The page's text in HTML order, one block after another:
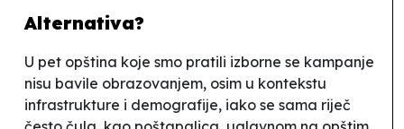
Alternativa?
U pet opština koje smo pratili izborne se kampanje
nisu bavile obrazovanjem, osim u kontekstu
infrastrukture i demografije, iako se sama riječ